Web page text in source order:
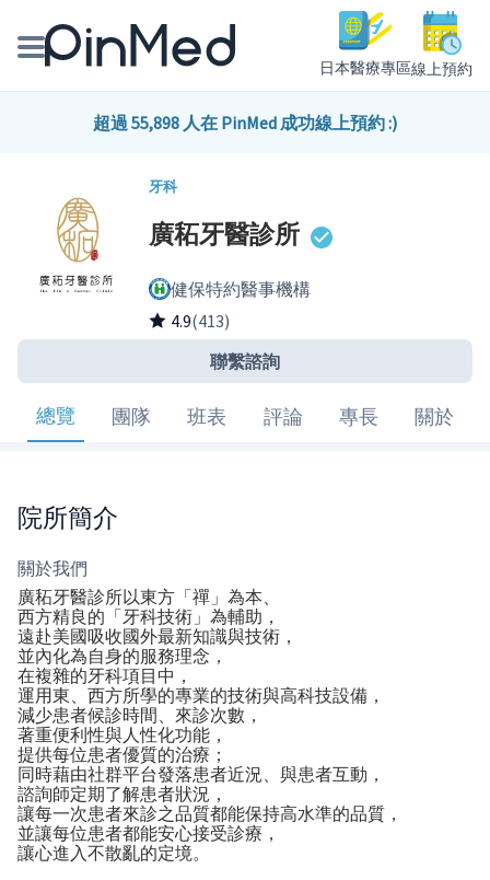
日本醫療專區線上預約
線上預約醫師、院所
健康主題館
我是醫療人員
超過 55,898 人在 PinMed 成功線上預約 :)
牙科
廣䄷牙醫診所
健保特約醫事機構
4.9(413)
聯繫諮詢
總覽 團隊 班表 評論 專長 關於
院所簡介
關於我們
廣䄷牙醫診所以東方「禪」為本、
西方精良的「牙科技術」為輔助，
遠赴美國吸收國外最新知識與技術，
並內化為自身的服務理念，
在複雜的牙科項目中，
運用東、西方所學的專業的技術與高科技設備，
減少患者候診時間、來診次數，
著重便利性與人性化功能，
提供每位患者優質的治療；
同時藉由社群平台發落患者近況、與患者互動，
諮詢師定期了解患者狀況，
讓每一次患者來診之品質都能保持高水準的品質，
並讓每位患者都能安心接受診療，
讓心進入不散亂的定境。